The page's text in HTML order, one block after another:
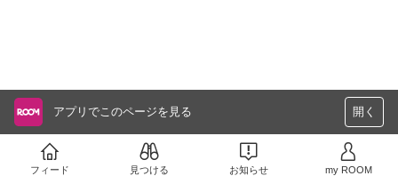
アプリでこのページを見る 開く
フィード 見つける お知らせ my ROOM